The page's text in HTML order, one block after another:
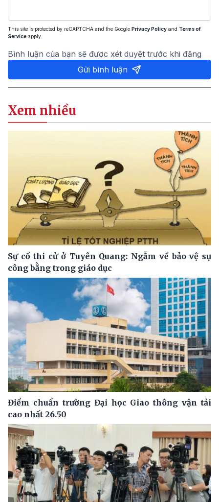
This site is protected by reCAPTCHA and the Google Privacy Policy and Terms of
Service apply.
Bình luận của bạn sẽ được xét duyệt trước khi đăng
Gửi bình luận
Xem nhiều
Sự cố thi cử ở Tuyên Quang: Ngẫm về bảo vệ sự
công bằng trong giáo dục
Điểm chuẩn trường Đại học Giao thông vận tải
cao nhất 26.50